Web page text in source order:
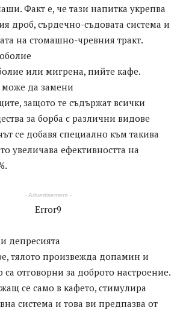
Факт е, че тази напитка укрепва
дроб, сърдечно-съдовата система и
на стомашно-чревния тракт.
или мигрена, пийте кафе.
може да замени
защото те съдържат всички
за борба с различни видове
се добавя специално към такива
увеличава ефективността на
- Advertisement -
Error9
депресията
тялото произвежда допамин и
са отговорни за доброто настроение.
се само в кафето, стимулира
система и това ви предпазва от